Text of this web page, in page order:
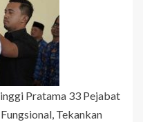
Pratama 33 Pejabat
Tekankan